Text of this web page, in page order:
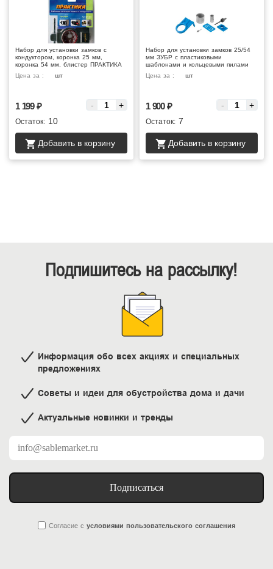
Набор для установки замков с
кондуктором, коронка 25 мм,
коронка 54 мм, блистер ПРАКТИКА
Цена за :
шт
1 199₽ - +
Остаток: 10
Добавить в корзину
Набор для установки замков 25/54
мм ЗУБР с пластиковыми
шаблонами и кольцевыми пилами
Цена за :
шт
1 900₽ - +
Остаток: 7
Добавить в корзину
Подпишитесь на рассылку!
Информация обо всех акциях и специальных
предложениях
Советы и идеи для обустройства дома и дачи
Актуальные новинки и тренды
Подписаться
Согласие с условиями пользовательского соглашения